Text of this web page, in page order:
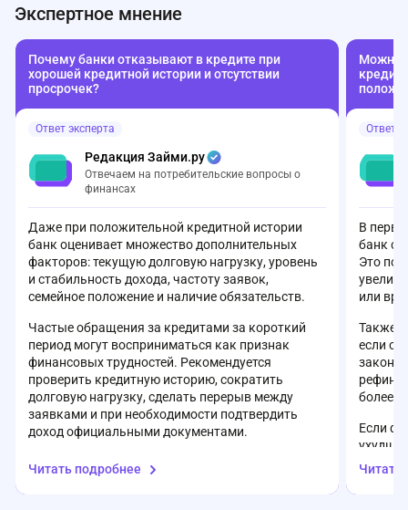
вроде бы что-то записал, пообещал
курсе, что такой продукт вообще
существует. Позвали кого-то и тут
выясняется, что без кода с сайта (где нет
что банк не может определить мой доход по
отчислениям в ПФР. Впечатление, что в
банке творится полнейший бардак. Как
вообще можно оформлять кредит в таком
«сервисе»?
мобильное
совсем не
своими
она
функции?
такого не
Очень
Экспертное мнение
Почему банки отказывают в кредите при
хорошей кредитной истории и отсутствии
просрочек?
Ответ эксперта
Редакция Займи.ру
Отвечаем на потребительские вопросы о
финансах
Даже при положительной кредитной истории
банк оценивает множество дополнительных
факторов: текущую долговую нагрузку, уровень
и стабильность дохода, частоту заявок,
семейное положение и наличие обязательств.
Частые обращения за кредитами за короткий
период могут восприниматься как признак
финансовых трудностей. Рекомендуется
проверить кредитную историю, сократить
долговую нагрузку, сделать перерыв между
заявками и при необходимости подтвердить
доход официальными документами.
Читать подробнее
Можно
Ответ
В
банк с
Это
или
Также
если
более
Если
Читать